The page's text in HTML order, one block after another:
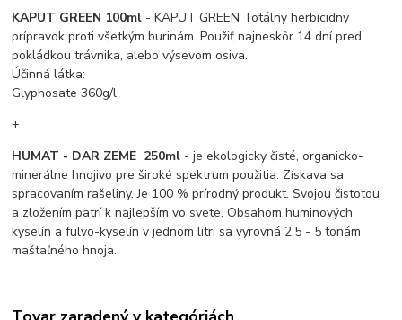
KAPUT GREEN 100ml - KAPUT GREEN Totálny herbicidny
prípravok proti všetkým burinám. Použiť najneskôr 14 dní pred
pokládkou trávnika, alebo výsevom osiva.
Účinná látka:
Glyphosate 360g/l
+
HUMAT - DAR ZEME 250ml - je ekologicky čisté, organicko-
minerálne hnojivo pre široké spektrum použitia. Získava sa
spracovaním rašeliny. Je 100 % prírodný produkt. Svojou čistotou
a zložením patrí k najlepším vo svete. Obsahom huminových
kyselín a fulvo-kyselín v jednom litri sa vyrovná 2,5 - 5 tonám
maštaľného hnoja.